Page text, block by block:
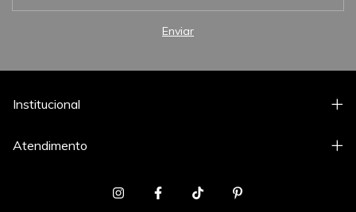
Institucional
Atendimento